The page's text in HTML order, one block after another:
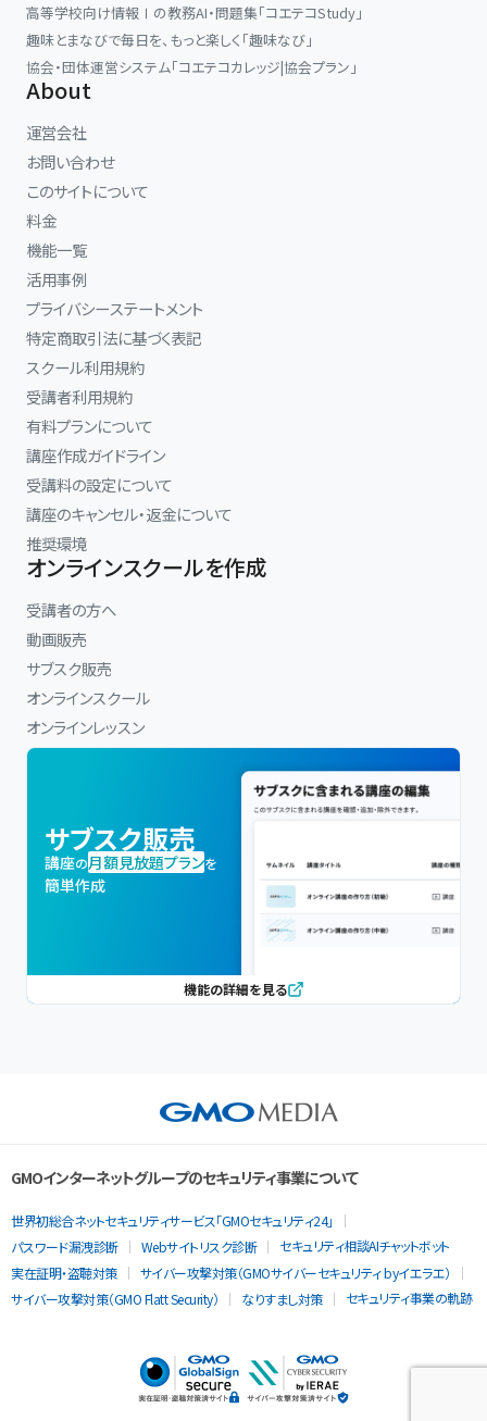
高等学校向け情報Ⅰの教務AI・問題集「コエテコStudy」
趣味とまなびで毎日を、もっと楽しく「趣味なび」
協会・団体運営システム「コエテコカレッジ|協会プラン」
About
運営会社
お問い合わせ
このサイトについて
料金
機能一覧
活用事例
プライバシーステートメント
特定商取引法に基づく表記
スクール利用規約
受講者利用規約
有料プランについて
講座作成ガイドライン
受講料の設定について
講座のキャンセル・返金について
推奨環境
オンラインスクールを作成
受講者の方へ
動画販売
サブスク販売
オンラインスクール
オンラインレッスン
サブスク販売
講座の月額見放題プランを
簡単作成
機能の詳細を見る
GMOインターネットグループのセキュリティ事業について
世界初総合ネットセキュリティサービス「GMOセキュリティ24」
パスワード漏洩診断
Webサイトリスク診断
セキュリティ相談AIチャットボット
実在証明・盗聴対策
サイバー攻撃対策（GMOサイバーセキュリティ byイエラエ）
サイバー攻撃対策（GMO Flatt Security）
なりすまし対策 セキュリティ事業の軌跡